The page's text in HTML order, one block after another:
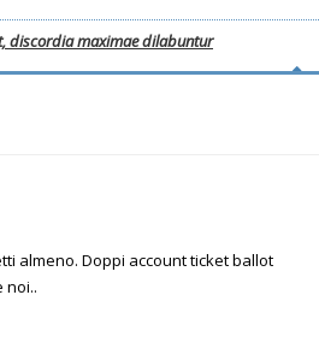
discordia maximae dilabuntur
almeno. Doppi account ticket ballot
noi..